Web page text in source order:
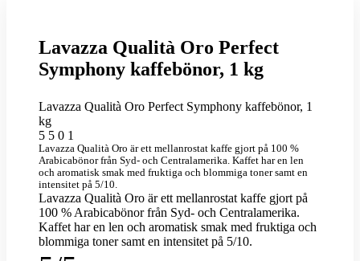
Lavazza Qualità Oro Perfect
Symphony kaffebönor, 1 kg
Lavazza Qualità Oro Perfect Symphony kaffebönor, 1
kg
5 5 0 1
Lavazza Qualità Oro är ett mellanrostat kaffe gjort på 100 %
Arabicabönor från Syd- och Centralamerika. Kaffet har en len
och aromatisk smak med fruktiga och blommiga toner samt en
intensitet på 5/10.
Lavazza Qualità Oro är ett mellanrostat kaffe gjort på
100 % Arabicabönor från Syd- och Centralamerika.
Kaffet har en len och aromatisk smak med fruktiga och
blommiga toner samt en intensitet på 5/10.